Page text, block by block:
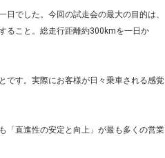
でした。今回の試走会の最大の目的は、
ること。総走行距離約300kmを一日か
す。実際にお客様が日々乗車される感覚
直進性の安定と向上」が最も多くの営業